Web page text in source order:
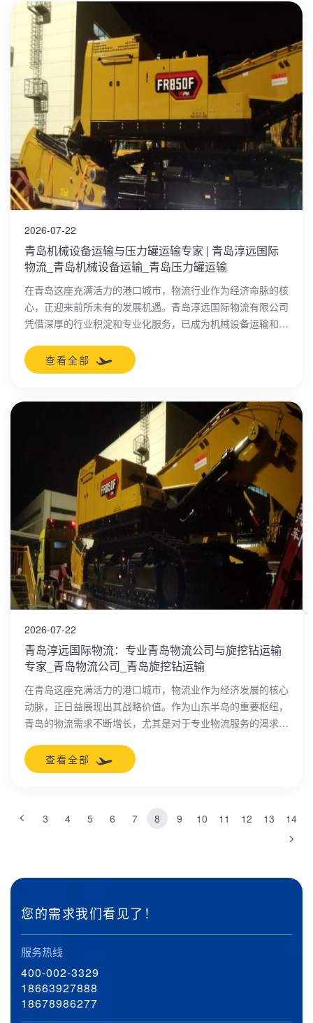
2026-07-22
青岛机械设备运输与压力罐运输专家 | 青岛淳远国际
物流_青岛机械设备运输_青岛压力罐运输
在青岛这座充满活力的港口城市，物流行业作为经济命脉的核
心，正迎来前所未有的发展机遇。青岛淳远国际物流有限公司
凭借深厚的行业积淀和专业化服务，已成为机械设备运输和特
全、高效的全链条物流解决方案，尤其专注于青岛机械设备运
输和青岛压力罐运输服务，助力企业实现设备流转的无缝衔
查看全部
2026-07-22
青岛淳远国际物流：专业青岛物流公司与旋挖钻运输
专家_青岛物流公司_青岛旋挖钻运输
在青岛这座充满活力的港口城市，物流业作为经济发展的核心
动脉，正日益展现出其战略价值。作为山东半岛的重要枢纽，
青岛的物流需求不断增长，尤其是对于专业物流服务的渴求与
务商，凭借其全链条的专业能力，已成为众多企业信赖的合作
伙伴。
查看全部
3 4 5 6 7 8 9 10 11 12 13 14
您的需求我们看见了！
服务热线
400-002-3329
18663927888
18678986277